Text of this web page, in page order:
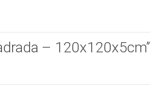
– 120x120x5cm”